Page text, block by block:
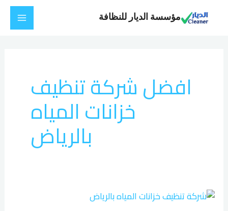
مؤسسة الديار للنظافة
Main
افضل شركة تنظيف
خزانات المياه
بالرياض
شركة